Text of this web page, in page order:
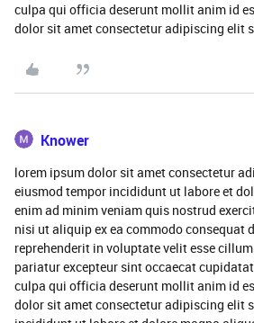
culpa qui officia deserunt mollit anim id
dolor sit amet consectetur adipiscing elit
Knower
lorem ipsum dolor sit amet consectetur
eiusmod tempor incididunt ut labore et
enim ad minim veniam quis nostrud
nisi ut aliquip ex ea commodo consequat
reprehenderit in voluptate velit esse
pariatur excepteur sint occaecat
culpa qui officia deserunt mollit anim id
dolor sit amet consectetur adipiscing elit